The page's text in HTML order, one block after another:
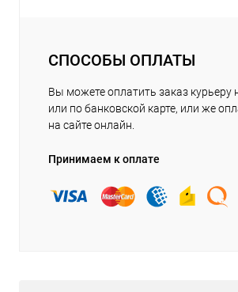
СПОСОБЫ ОПЛАТЫ
Вы можете оплатить заказ курьеру
или по банковской карте, или же
на сайте онлайн.
Принимаем к оплате